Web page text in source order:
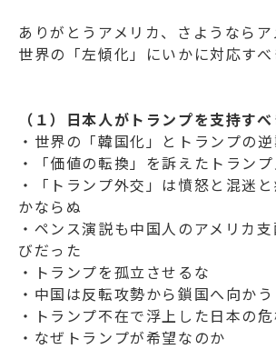
ありがとうアメリカ、さようならア
世界の「左傾化」にいかに対応すべ
（１）日本人がトランプを支持す
・世界の「韓国化」とトランプの
・「価値の転換」を訴えたトラン
・「トランプ外交」は憤怒と混迷
かならぬ
・ペンス演説も中国人のアメリカ
びだった
・トランプを孤立させるな
・中国は反転攻勢から鎖国へ向かう
・トランプ不在で浮上した日本の
・なぜトランプが希望なのか